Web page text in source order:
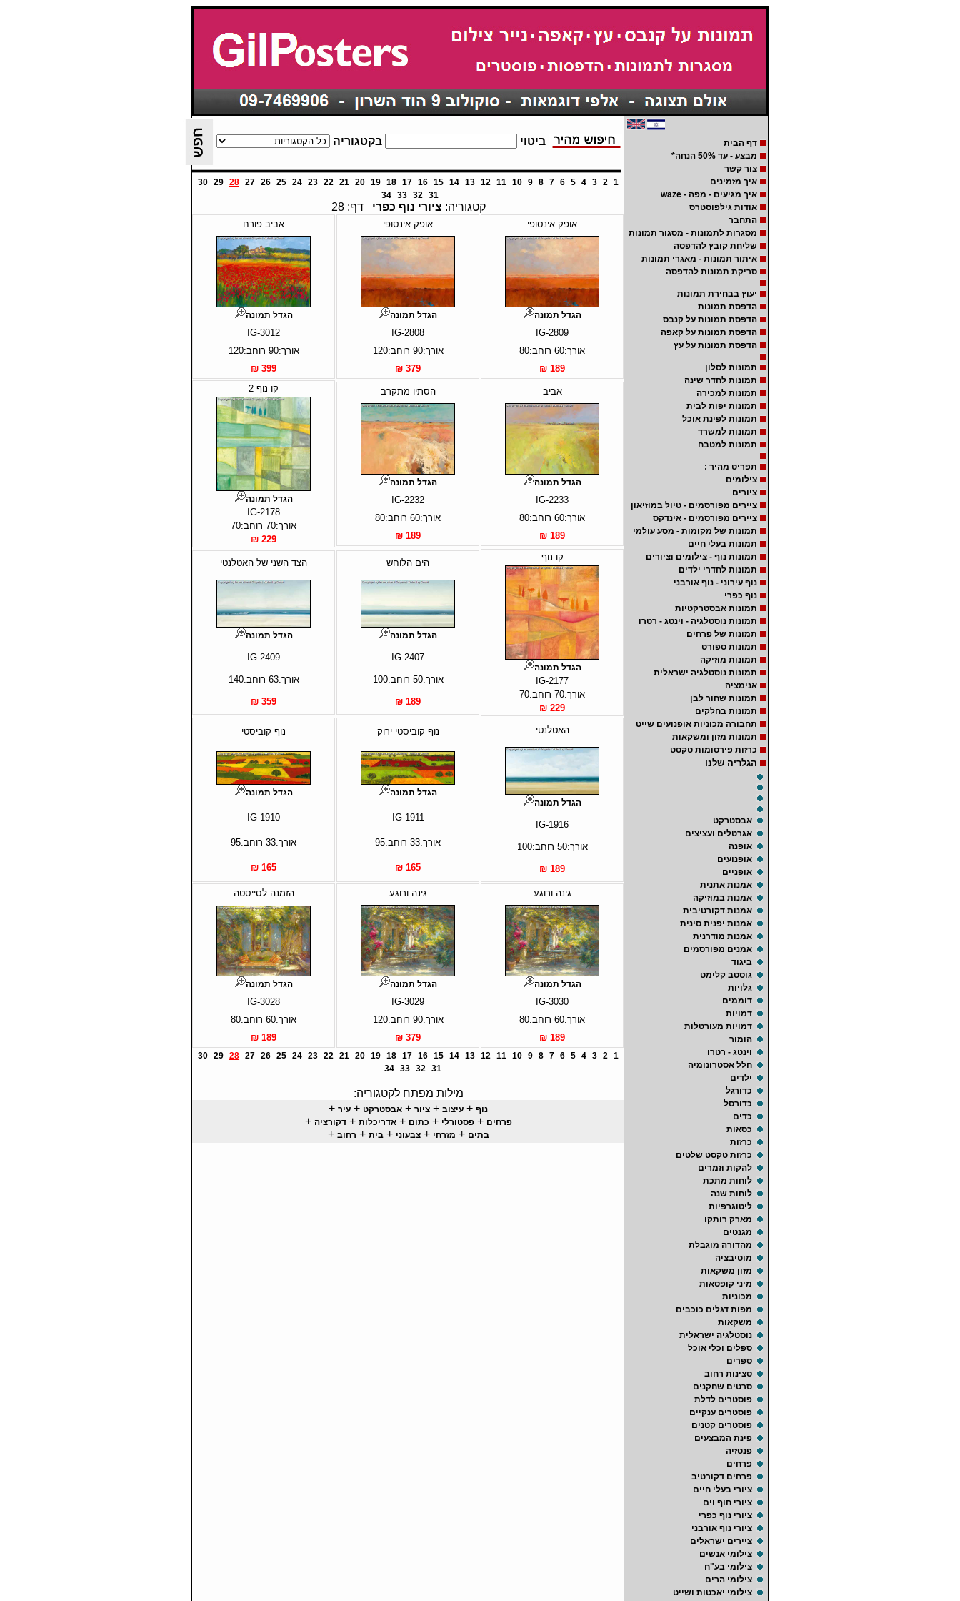
דף הבית
מבצע - עד 50% הנחה*
צור קשר
איך מזמינים
איך מגיעים - מפה - waze
אודות גילפוסטרס
התחבר
מסגרות לתמונות - מסגור תמונות
שליחת קובץ להדפסה
איתור תמונות - מאגרי תמונות
סריקת תמונות להדפסה
יעוץ בבחירת תמונות
הדפסת תמונות
הדפסת תמונות על קנבס
הדפסת תמונות על קאפה
הדפסת תמונות על עץ
תמונות לסלון
תמונות לחדר שינה
תמונות למכירה
תמונות יפות לבית
תמונות לפינת אוכל
תמונות למשרד
תמונות למטבח
תפריט מהיר :
צילומים
ציורים
ציירים מפורסמים - טיול במוזיאון
ציירים מפורסמים - אינדקס
תמונות של מקומות - מסע עולמי
תמונות בעלי חיים
תמונות נוף - צילומים וציורים
תמונות לחדרי ילדים
נוף עירוני - נוף אורבני
נוף כפרי
תמונות אבסטרקטיות
תמונות נוסטלגיה - וינטג - רטרו
תמונות של פרחים
תמונות ספורט
תמונות מוזיקה
תמונות נוסטלגיה ישראלית
אנימציה
תמונות שחור לבן
תמונות בחלקים
תחבורה מכוניות אופנועים שייט
תמונות מזון ומשקאות
כרזות פירסומות טקסט
הגלריה שלנו
אבסטרקט
אגרטלים ועציצים
אופנה
אופנועים
אופניים
אמנות אתנית
אמנות במוזיקה
אמנות דקורטיבית
אמנות יפנית סינית
אמנות מודרנית
אמנים מפורסמים
ביגוד
גוסטב קלימט
גלויות
דוממים
דמויות
דמויות מעורטלות
הומור
וינטג - רטרו
חלל אסטרונומיה
ילדים
כדורגל
כדורסל
כדים
כסאות
כרזות
כרזות טקסט שלטים
להקות וזמרים
לוחות מתכת
לוחות שנה
ליטוגרפיות
מארק רותקו
מגנטים
מהדורה מוגבלת
מוטיבציה
מזון משקאות
מיני קופסאות
מכוניות
מפות דגלים כוכבים
משקאות
נוסטלגיה ישראלית
ספלים וכלי אוכל
ספרים
סצינות רחוב
סרטים שחקנים
פוסטרים לדלת
פוסטרים ענקיים
פוסטרים קטנים
פינת המבצעים
פנטזיה
פרחים
פרחים דקורטיב
ציורי בעלי חיים
ציורי חוף וים
ציורי נוף כפרי
ציורי נוף אורבני
ציירים ישראלים
צילומי אנשים
צילומי בע"ח
צילומי הרים
צילומי יאכטות ושייט
ביטוי בקטגוריה
1
2
3
4
5
6
7
8
9
10
11
12
13
14
15
16
17
18
19
20
21
22
23
24
25
26
27
28
29
30
31
32
33
34
קטגוריה: ציורי נוף כפרי דף: 28
אופק אינסופי
הגדל תמונה
IG-2809
אורך:60 רוחב:80
189 ₪
אופק אינסופי
הגדל תמונה
IG-2808
אורך:90 רוחב:120
379 ₪
אביב פורח
הגדל תמונה
IG-3012
אורך:90 רוחב:120
399 ₪
אביב
הגדל תמונה
IG-2233
אורך:60 רוחב:80
189 ₪
הסתיו מתקרב
הגדל תמונה
IG-2232
אורך:60 רוחב:80
189 ₪
קו נוף 2
הגדל תמונה
IG-2178
אורך:70 רוחב:70
229 ₪
קו נוף
הגדל תמונה
IG-2177
אורך:70 רוחב:70
229 ₪
הים הלוחש
הגדל תמונה
IG-2407
אורך:50 רוחב:100
189 ₪
הצד השני של האטלנטי
הגדל תמונה
IG-2409
אורך:63 רוחב:140
359 ₪
האטלנטי
הגדל תמונה
IG-1916
אורך:50 רוחב:100
189 ₪
נוף קוביסטי ירוק
הגדל תמונה
IG-1911
אורך:33 רוחב:95
165 ₪
נוף קוביסטי
הגדל תמונה
IG-1910
אורך:33 רוחב:95
165 ₪
גינה ורוגע
הגדל תמונה
IG-3030
אורך:60 רוחב:80
189 ₪
גינה ורוגע
הגדל תמונה
IG-3029
אורך:90 רוחב:120
379 ₪
הזמנה לסייסטה
הגדל תמונה
IG-3028
אורך:60 רוחב:80
189 ₪
1
2
3
4
5
6
7
8
9
10
11
12
13
14
15
16
17
18
19
20
21
22
23
24
25
26
27
28
29
30
31
32
33
34
מילות מפתח לקטגוריה:
נוף + עיצוב + ציור + אבסטרקט + עיר +
פרחים +פסטורלי + כתום +אדריכלות +דקורציה +
בתים + מזרחי +צבעוני +בית + רחוב +